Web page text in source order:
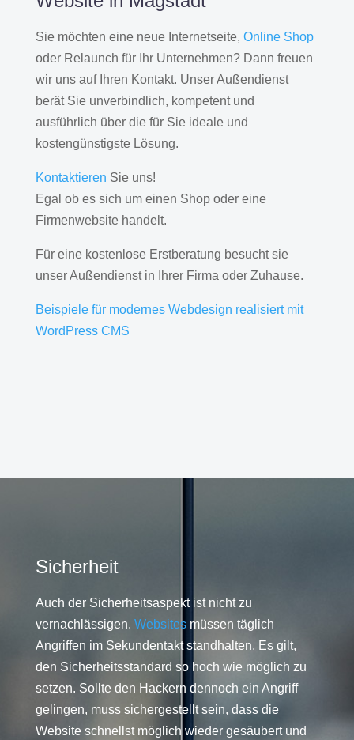
Sie möchten eine neue Internetseite, Online Shop
oder Relaunch für Ihr Unternehmen? Dann freuen
wir uns auf Ihren Kontakt. Unser Außendienst
berät Sie unverbindlich, kompetent und
ausführlich über die für Sie ideale und
kostengünstigste Lösung.
Kontaktieren Sie uns!
Egal ob es sich um einen Shop oder eine
Firmenwebsite handelt.
Für eine kostenlose Erstberatung besucht sie
unser Außendienst in Ihrer Firma oder Zuhause.
Beispiele für modernes Webdesign realisiert mit
WordPress CMS
Sicherheit
Auch der Sicherheitsaspekt ist nicht zu
vernachlässigen. Websitesmüssen täglich
Angriffen im Sekundentakt standhalten. Es gilt,
den Sicherheitsstandard so hoch wie möglich zu
setzen. Sollte den Hackern dennoch ein Angriff
gelingen, muss sichergestellt sein, dass die
Website schnellst möglich wieder gesäubert und